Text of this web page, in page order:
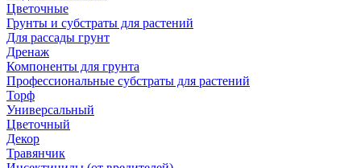
Цветочные
Грунты и субстраты для растений
Для рассады грунт
Дренаж
Компоненты для грунта
Профессиональные субстраты для растений
Торф
Универсальный
Цветочный
Декор
Травянчик